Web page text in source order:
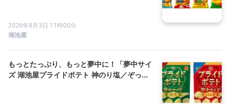
クするラインアップへ！
2026年8月3日 11時00分
湖池屋
もっとたっぷり、もっと夢中に！「夢中サイ
ズ 湖池屋プライドポテト 神のり塩／ぞっこ